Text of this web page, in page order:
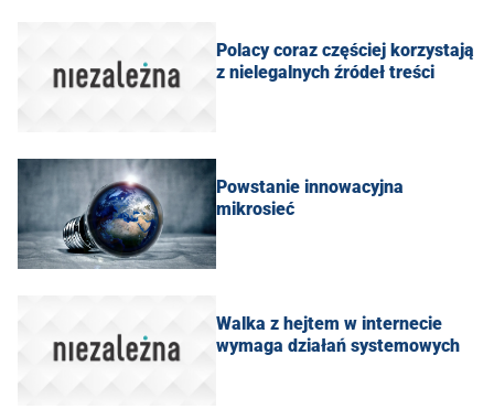
Polacy coraz częściej korzystają
z nielegalnych źródeł treści
Powstanie innowacyjna
mikrosieć
Walka z hejtem w internecie
wymaga działań systemowych